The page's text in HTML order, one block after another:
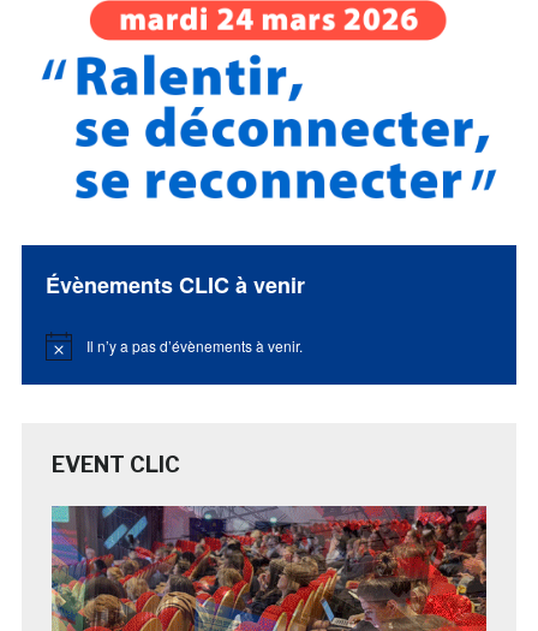
Évènements CLIC à venir
Notice Il n’y a pas d’évènements à venir.
EVENT CLIC